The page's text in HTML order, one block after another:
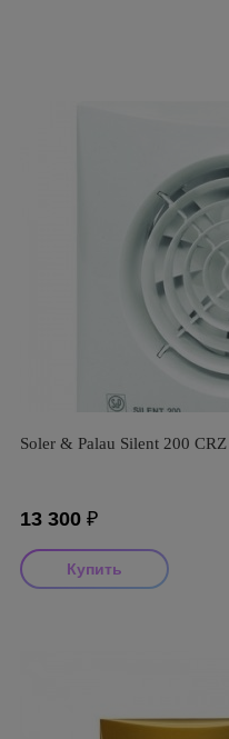
Soler & Palau Silent 200 CRZ
13 300 ₽